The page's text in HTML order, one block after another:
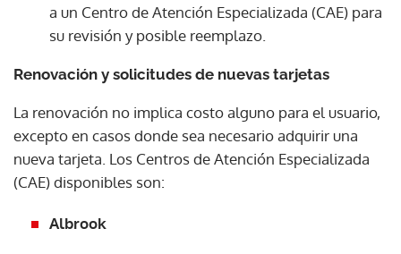
a un Centro de Atención Especializada (CAE) para
su revisión y posible reemplazo.
Renovación y solicitudes de nuevas tarjetas
La renovación no implica costo alguno para el usuario,
excepto en casos donde sea necesario adquirir una
nueva tarjeta. Los Centros de Atención Especializada
(CAE) disponibles son:
Albrook